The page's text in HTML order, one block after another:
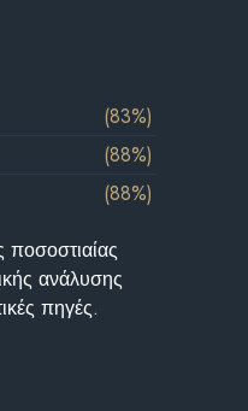
(83%)
(88%)
(88%)
ποσοστιαίας
ανάλυσης
πηγές.